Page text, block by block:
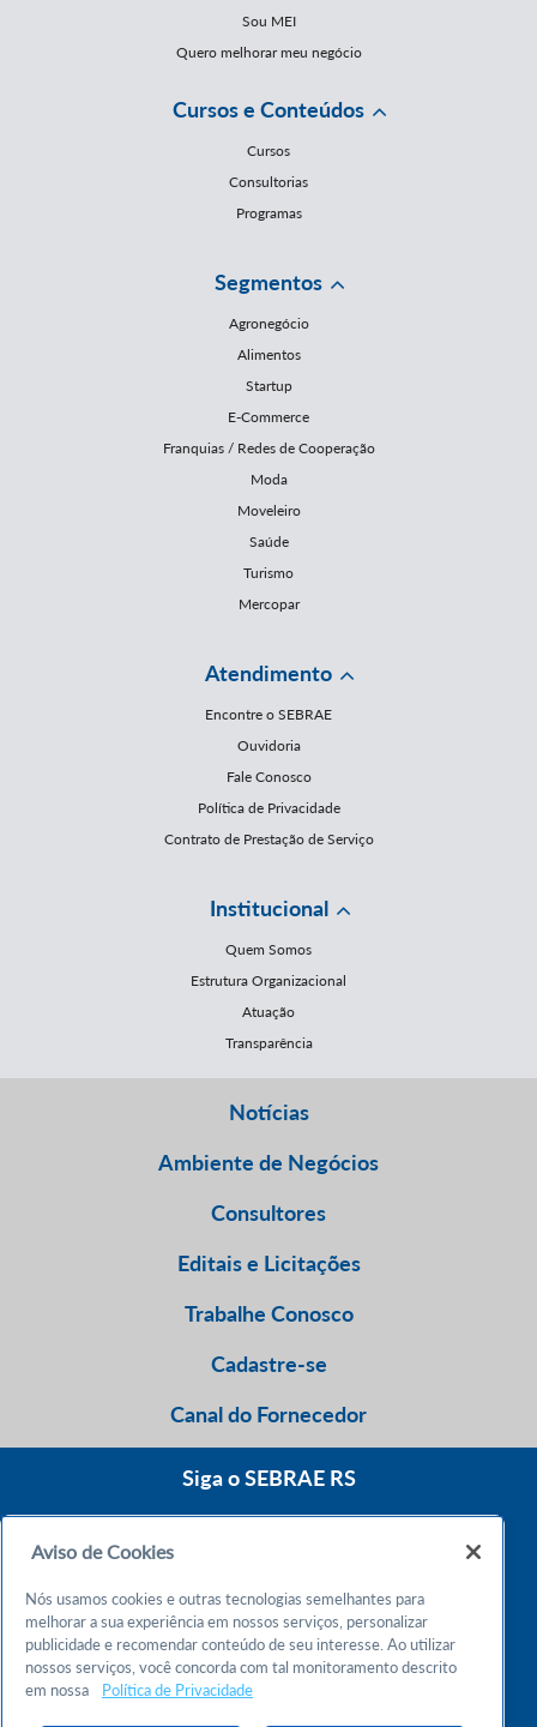
Sou MEI
Quero melhorar meu negócio
Cursos e Conteúdos
Cursos
Consultorias
Programas
Segmentos
Agronegócio
Alimentos
Startup
E-Commerce
Franquias / Redes de Cooperação
Moda
Moveleiro
Saúde
Turismo
Mercopar
Atendimento
Encontre o SEBRAE
Ouvidoria
Fale Conosco
Política de Privacidade
Contrato de Prestação de Serviço
Institucional
Quem Somos
Estrutura Organizacional
Atuação
Transparência
Notícias
Ambiente de Negócios
Consultores
Editais e Licitações
Trabalhe Conosco
Cadastre-se
Canal do Fornecedor
Siga o SEBRAE RS
Atendimento 24h
Chame no WhatsApp
Aviso de Cookies
Nós usamos cookies e outras tecnologias semelhantes para
melhorar a sua experiência em nossos serviços, personalizar
publicidade e recomendar conteúdo de seu interesse. Ao utilizar
nossos serviços, você concorda com tal monitoramento descrito
em nossa
Política de Privacidade